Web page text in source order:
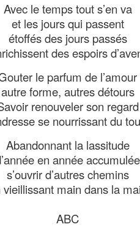
Avec le temps tout s’en va
et les jours qui passent
étoffés des jours passés
des espoirs
le parfum de l’amour
autre forme, autres détours
renouveler son regard
se nourrissant du
Abandonnant la lassitude
en année accumulée
s’ouvrir d’autres chemins
vieillissant main dans la
ABC